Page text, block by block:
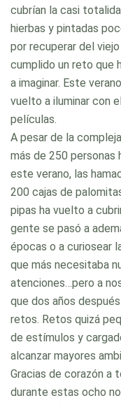
cubrían la casi
hierbas y pintadas
por recuperar del
cumplido un reto que
a imaginar. Este
vuelto a iluminar con
películas.
A pesar de la
más de 250 personas
este verano, las
200 cajas de
pipas ha vuelto a
gente se pasó a
épocas o a curiosear
que más necesitaba
atenciones…pero a
que dos años
retos. Retos quizá
de estímulos y
alcanzar mayores
Gracias de corazón a
durante estas ocho